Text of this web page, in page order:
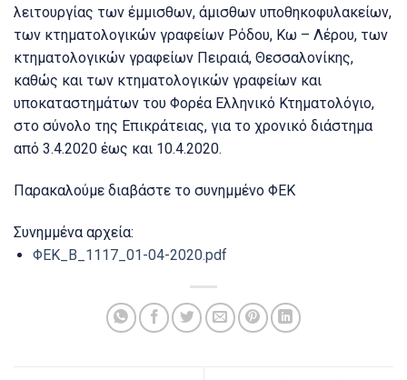
λειτουργίας των έμμισθων, άμισθων υποθηκοφυλακείων,
των κτηματολογικών γραφείων Ρόδου, Κω – Λέρου, των
κτηματολογικών γραφείων Πειραιά, Θεσσαλονίκης,
καθώς και των κτηματολογικών γραφείων και
υποκαταστημάτων του Φορέα Ελληνικό Κτηματολόγιο,
στο σύνολο της Επικράτειας, για το χρονικό διάστημα
από 3.4.2020 έως και 10.4.2020.
Παρακαλούμε διαβάστε το συνημμένο ΦΕΚ
Συνημμένα αρχεία:
ΦΕΚ_Β_1117_01-04-2020.pdf